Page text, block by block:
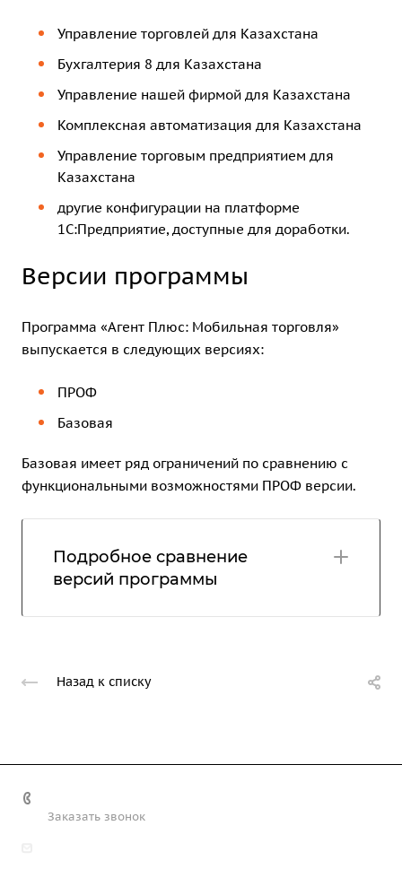
Управление торговлей для Казахстана
Бухгалтерия 8 для Казахстана
Управление нашей фирмой для Казахстана
Комплексная автоматизация для Казахстана
Управление торговым предприятием для
Казахстана
другие конфигурации на платформе
1С:Предприятие, доступные для доработки.
Версии программы
Программа «Агент Плюс: Мобильная торговля»
выпускается в следующих версиях:
ПРОФ
Базовая
Базовая имеет ряд ограничений по сравнению с
функциональными возможностями ПРОФ версии.
Подробное сравнение
версий программы
Назад к списку
Заказать звонок